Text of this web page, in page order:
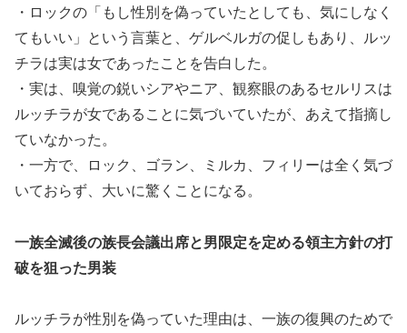
・ロックの「もし性別を偽っていたとしても、気にしなく
てもいい」という言葉と、ゲルベルガの促しもあり、ルッ
チラは実は女であったことを告白した。
・実は、嗅覚の鋭いシアやニア、観察眼のあるセルリスは
ルッチラが女であることに気づいていたが、あえて指摘し
ていなかった。
・一方で、ロック、ゴラン、ミルカ、フィリーは全く気づ
いておらず、大いに驚くことになる。
一族全滅後の族長会議出席と男限定を定める領主方針の打
破を狙った男装
ルッチラが性別を偽っていた理由は、一族の復興のためで